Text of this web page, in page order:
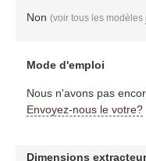
Non (voir tous les modèles
Mode d'emploi
Nous n'avons pas
Envoyez-nous le votre?
Dimensions